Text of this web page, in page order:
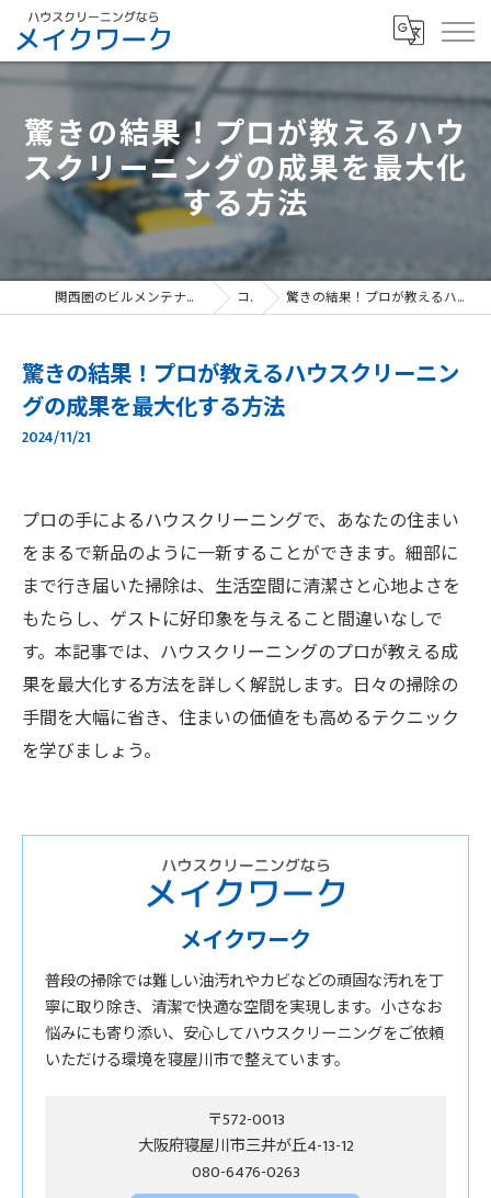
驚きの結果！プロが教えるハウ
スクリーニングの成果を最大化
する方法
関西圏のビルメンテナンスなら、寝屋川市のメイクワーク コラム 驚きの結果！プロが教えるハウスクリーニングの成果を最大化する方法
驚きの結果！プロが教えるハウスクリーニン
グの成果を最大化する方法
2024/11/21
プロの手によるハウスクリーニングで、あなたの住まい
をまるで新品のように一新することができます。細部に
まで行き届いた掃除は、生活空間に清潔さと心地よさを
もたらし、ゲストに好印象を与えること間違いなしで
す。本記事では、ハウスクリーニングのプロが教える成
果を最大化する方法を詳しく解説します。日々の掃除の
手間を大幅に省き、住まいの価値をも高めるテクニック
を学びましょう。
メイクワーク
普段の掃除では難しい油汚れやカビなどの頑固な汚れを丁
寧に取り除き、清潔で快適な空間を実現します。小さなお
悩みにも寄り添い、安心してハウスクリーニングをご依頼
いただける環境を寝屋川市で整えています。
〒572-0013
大阪府寝屋川市三井が丘4-13-12